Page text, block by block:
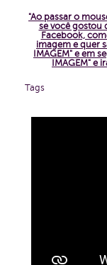
"Ao passar o
se você gostou
Facebook,
imagem e quer
IMAGEM" e em
IMAGEM" e
Tags